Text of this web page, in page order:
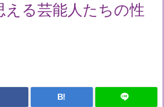
える芸能人たちの性
B!